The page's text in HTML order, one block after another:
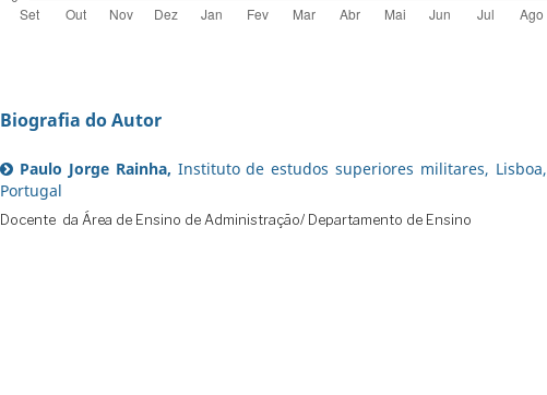
Biografia do Autor
Paulo Jorge Rainha, Instituto de estudos superiores militares, Lisboa,
Portugal
Docente da Área de Ensino de Administração/ Departamento de Ensino